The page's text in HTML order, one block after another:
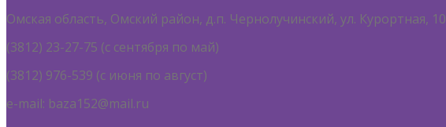
Омская область, Омский район, д.п. Чернолучинский, ул. Курортная, 10
(3812) 23-27-75 (с сентября по май)
(3812) 976-539 (с июня по август)
e-mail: baza152@mail.ru